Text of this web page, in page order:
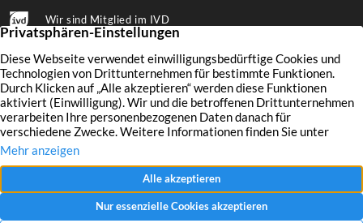
Wir sind Mitglied im IVD
Folgen Sie uns auf Facebook
Immobilien Wertermittlung
Aktuelles
Leistungen
Verkaufen
Unternehmen
Impressum
Vermieten
Referenzen Datenschutz